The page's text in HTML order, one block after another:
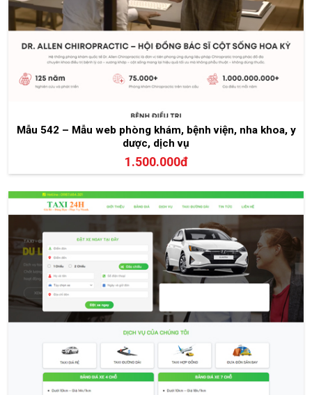
Mẫu 542 – Mẫu web phòng khám, bệnh viện, nha khoa, y
dược, dịch vụ
1.500.000đ